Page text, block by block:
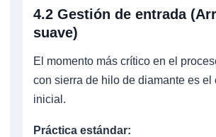
4.2 Gestión de entrada
suave)
El momento más crítico en el
con sierra de hilo de diamante es el
inicial.
Práctica estándar: